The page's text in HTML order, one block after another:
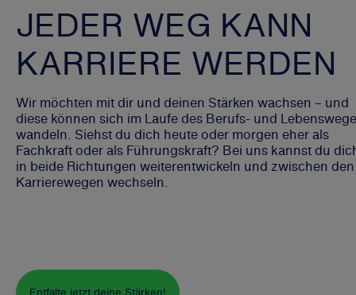
JEDER WEG KANN
KARRIERE WERDEN
Wir möchten mit dir und deinen Stärken wachsen – und
diese können sich im Laufe des Berufs- und
wandeln. Siehst du dich heute oder morgen eher als
Fachkraft oder als Führungskraft? Bei uns kannst du
in beide Richtungen weiterentwickeln und zwischen den
Karrierewegen wechseln.